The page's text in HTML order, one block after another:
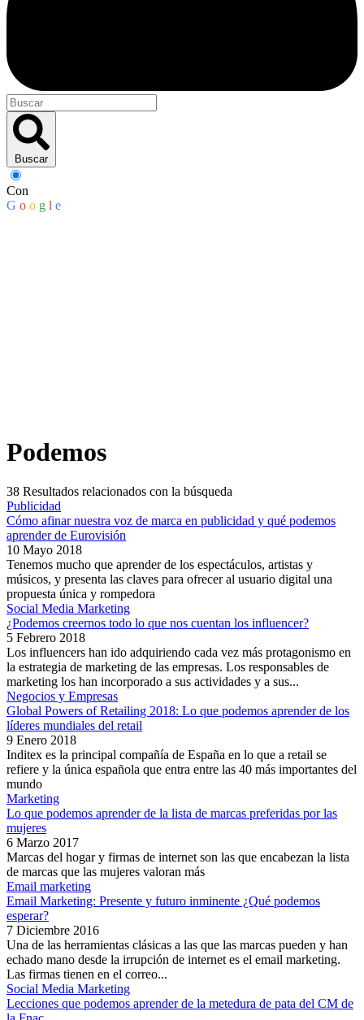
Buscar
Con
G o o g l e
Podemos
38 Resultados relacionados con la búsqueda
Publicidad
Cómo afinar nuestra voz de marca en publicidad y qué podemos
aprender de Eurovisión
10 Mayo 2018
Tenemos mucho que aprender de los espectáculos, artistas y
músicos, y presenta las claves para ofrecer al usuario digital una
propuesta única y rompedora
Social Media Marketing
¿Podemos creernos todo lo que nos cuentan los influencer?
5 Febrero 2018
Los influencers han ido adquiriendo cada vez más protagonismo en
la estrategia de marketing de las empresas. Los responsables de
marketing los han incorporado a sus actividades y a sus...
Negocios y Empresas
Global Powers of Retailing 2018: Lo que podemos aprender de los
líderes mundiales del retail
9 Enero 2018
Inditex es la principal compañía de España en lo que a retail se
refiere y la única española que entra entre las 40 más importantes del
mundo
Marketing
Lo que podemos aprender de la lista de marcas preferidas por las
mujeres
6 Marzo 2017
Marcas del hogar y firmas de internet son las que encabezan la lista
de marcas que las mujeres valoran más
Email marketing
Email Marketing: Presente y futuro inminente ¿Qué podemos
esperar?
7 Diciembre 2016
Una de las herramientas clásicas a las que las marcas pueden y han
echado mano desde la irrupción de internet es el email marketing.
Las firmas tienen en el correo...
Social Media Marketing
Lecciones que podemos aprender de la metedura de pata del CM de